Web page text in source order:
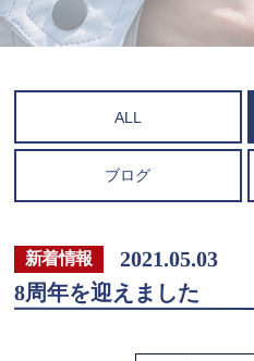
ALL
ブログ
新着情報 2021.05.03
8周年を迎えました